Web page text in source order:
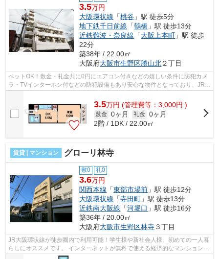
3.5万円
大阪環状線 「桃谷 」駅 徒歩5分
地下鉄千日前線 「鶴橋 」駅 徒歩13分
近鉄難波・奈良線 「大阪上本町 」駅 徒歩
22分
築38年 / 22.00㎡
大阪府大阪市生野区勝山北２丁目
ペットOK！敷金・礼金共に0円にエアコン付きなどの嬉しい条件に防犯カメ
ラ・TVインターホン付などの防犯設備もあり安心な物件となっており、JR大
阪環状線・桃谷駅すぐ近くの物件です。...
3.5万円 (管理費等：3,000円 )
敷金 0ヶ月 礼金 0ヶ月
2階 / 1DK / 22.00㎡
賃貸 | マンション グローリ林寺
敷0 礼0
3.6万円
関西本線 「東部市場前 」駅 徒歩12分
大阪環状線 「寺田町 」駅 徒歩13分
近鉄南大阪線 「河堀口 」駅 徒歩16分
築36年 / 20.00㎡
大阪府大阪市生野区林寺３丁目
JR大阪環状線が徒歩圏内で利用可能！学生様や新社会人様、初めての一人暮
らしにオススメです。 インターネットが無料で使える経済的なマンション！
ペット飼育が相談可能となっていま...